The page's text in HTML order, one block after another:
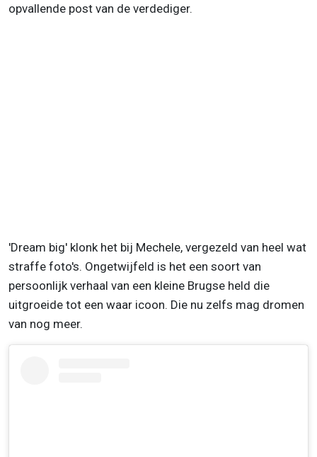
opvallende post van de verdediger.
'Dream big' klonk het bij Mechele, vergezeld van heel wat
straffe foto's. Ongetwijfeld is het een soort van
persoonlijk verhaal van een kleine Brugse held die
uitgroeide tot een waar icoon. Die nu zelfs mag dromen
van nog meer.